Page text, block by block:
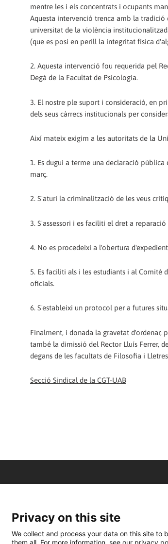
mentre les i els concentrats i ocupants
Aquesta intervenció trenca amb la tradició
universitat de la violència
(que es posi en perill la integritat física
2. Aquesta intervenció fou requerida pel
Degà de la Facultat de Psicologia.
3. El nostre ple suport i consideració, en
dels seus càrrecs institucionals per
Així mateix exigim a les autoritats de la
1. Es dugui a terme una declaració
març.
2. S'aturi la criminalització de les veus
3. S'assessori i es faciliti el dret a
4. No es procedeixi a l'obertura
5. Es faciliti als i les estudiants i al Comitè
oficials.
6. S'estableixi un protocol per a futures
Finalment, i donada la gravetat
també la dimissió del Rector Lluís Ferrer,
degans de les facultats de Filosofia i
Secció Sindical de la CGT-UAB
Privacy on this site
We collect and process your data on this site to
them all. For more information, see our privacy